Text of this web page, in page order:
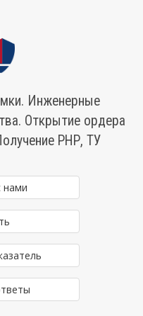
Инженерные
Открытие ордера
РНР, ТУ
нами